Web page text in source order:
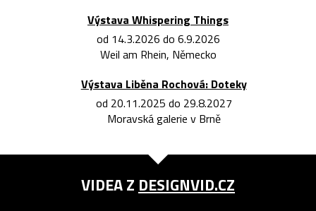
Výstava Whispering Things
od 14.3.2026 do 6.9.2026
Weil am Rhein, Německo
Výstava Liběna Rochová: Doteky
od 20.11.2025 do 29.8.2027
Moravská galerie v Brně
VIDEA Z DESIGNVID.CZ